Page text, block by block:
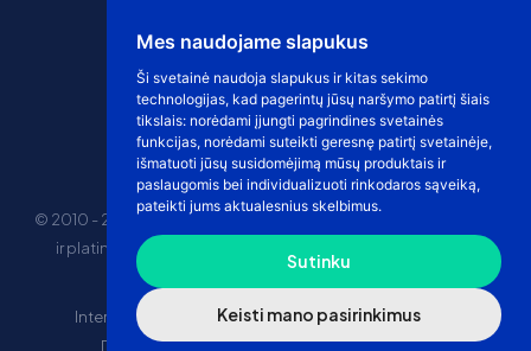
Mes naudojame slapukus
Ši svetainė naudoja slapukus ir kitas sekimo
technologijas, kad pagerintų jūsų naršymo patirtį šiais
tikslais: norėdami įjungti pagrindines svetainės
funkcijas, norėdami suteikti geresnę patirtį svetainėje,
išmatuoti jūsų susidomėjimą mūsų produktais ir
paslaugomis bei individualizuoti rinkodaros sąveiką,
pateikti jums aktualesnius skelbimus.
Sutinku
Keisti mano pasirinkimus
© 2010 - 2026 eshoprent prekinis ženklas saugomas. Kopijuoti
ir platinti svetainės turinį be sutikimo griežtai draudžiama.
Internetinė prekyba
El. parduotuvės nuomos kaina
Drophipping prekyba
Marketplace prekyba